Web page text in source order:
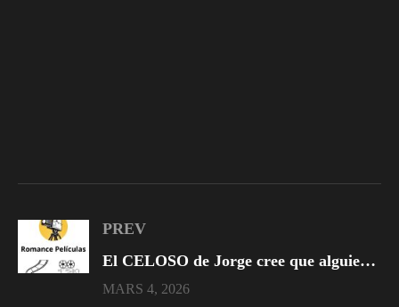
PREV
El CELOSO de Jorge cree que alguien le dio LA ROSA a su esposa
MARS 4, 2026